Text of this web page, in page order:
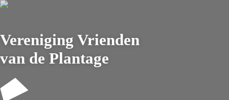
Vereniging Vrienden
van de Plantage